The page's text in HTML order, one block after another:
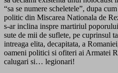
“sa se numere scheletele”, dupa
politic din Miscarea Nationala de
s-ar inclina inspre martiriul
sute de mii de suflete, pe cuprinsul
intreaga elita, decapitata, a
oameni politici si ofiteri ai Armatei
calugari si… legionari!